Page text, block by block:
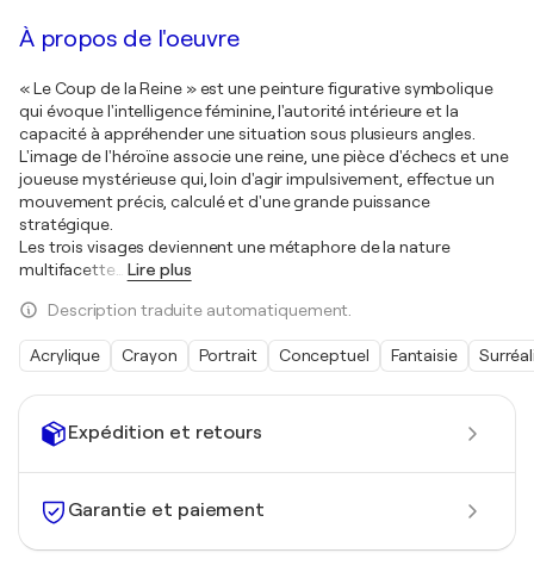
Expédition et retours
Garantie et paiement
À propos de l'oeuvre
« Le Coup de la Reine » est une peinture figurative symbolique
qui évoque l'intelligence féminine, l'autorité intérieure et la
capacité à appréhender une situation sous plusieurs angles.
L'image de l'héroïne associe une reine, une pièce d'échecs et une
joueuse mystérieuse qui, loin d'agir impulsivement, effectue un
mouvement précis, calculé et d'une grande puissance
stratégique.
Les trois visages deviennent une métaphore de la nature
multifacette
Lire plus
Description traduite automatiquement.
Acrylique Crayon Portrait Conceptuel Fantaisie